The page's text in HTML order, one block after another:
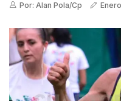
Por: Alan Pola/Cp